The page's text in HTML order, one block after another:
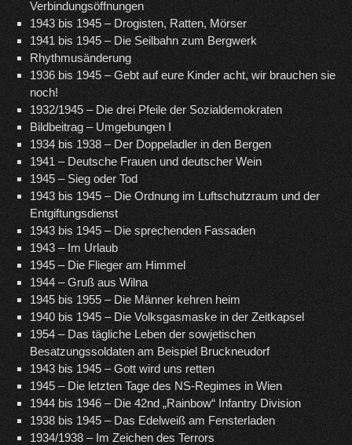
Verbindungsöffnungen
1943 bis 1945 – Drogisten, Ratten, Mörser
1941 bis 1945 – Die Seilbahn zum Bergwerk
Rhythmusänderung
1936 bis 1945 – Gebt auf eure Kinder acht, wir brauchen sie
noch!
1932/1945 – Die drei Pfeile der Sozialdemokraten
Bildbeitrag – Umgebungen I
1934 bis 1938 – Der Doppeladler in den Bergen
1941 – Deutsche Frauen und deutscher Wein
1945 – Sieg oder Tod
1943 bis 1945 – Die Ordnung im Luftschutzraum und der
Entgiftungsdienst
1943 bis 1945 – Die sprechenden Fassaden
1943 – Im Urlaub
1945 – Die Flieger am Himmel
1944 – Gruß aus Wilna
1945 bis 1955 – Die Männer kehren heim
1940 bis 1945 – Die Volksgasmaske in der Zeitkapsel
1954 – Das tägliche Leben der sowjetischen
Besatzungssoldaten am Beispiel Bruckneudorf
1943 bis 1945 – Gott wird uns retten
1945 – Die letzten Tage des NS-Regimes in Wien
1944 bis 1946 – Die 42nd „Rainbow“ Infantry Division
1938 bis 1945 – Das Edelweiß am Fensterladen
1934/1938 – Im Zeichen des Terrors